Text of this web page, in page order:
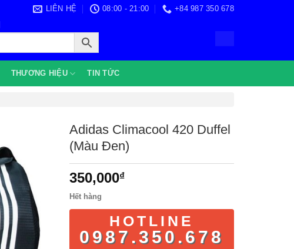
LIÊN HỆ 08:00 - 21:00 +84 987 350 678
THƯƠNG HIỆU TIN TỨC
Adidas Climacool 420 Duffel
(Màu Đen)
350,000₫
Hết hàng
HOTLINE
0987.350.678